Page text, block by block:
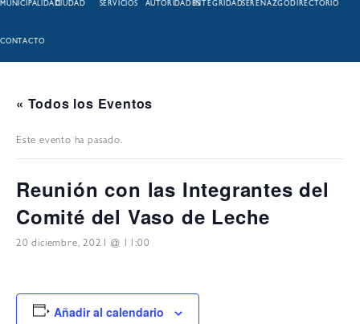
MUNICIPALIDADCIUDAD SERVICIOS AUTORIDADESINTEGRIDADSERENAZGODIRECTORIO
CONTACTO
« Todos los Eventos
Este evento ha pasado.
Reunión con las Integrantes del
Comité del Vaso de Leche
20 diciembre, 2021 @ 11:00
Añadir al calendario